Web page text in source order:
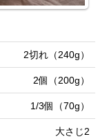
2切れ（240g）
2個（200g）
1/3個（70g）
大さじ2